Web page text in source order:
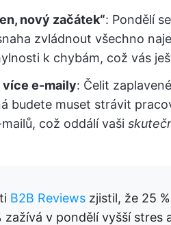
nový začátek“: Pondělí
zvládnout všechno
k chybám, což vás
více e-maily: Čelit
budete muset strávit
což oddálí vaši
B2B Reviews zjistil, že 25
v pondělí vyšší stres